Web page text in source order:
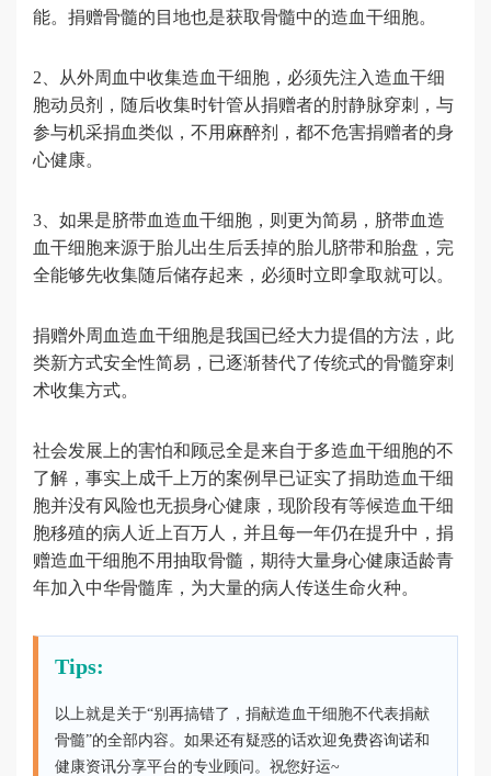
能。捐赠骨髓的目地也是获取骨髓中的造血干细胞。
2、从外周血中收集造血干细胞，必须先注入造血干细
胞动员剂，随后收集时针管从捐赠者的肘静脉穿刺，与
参与机采捐血类似，不用麻醉剂，都不危害捐赠者的身
心健康。
3、如果是脐带血造血干细胞，则更为简易，脐带血造
血干细胞来源于胎儿出生后丢掉的胎儿脐带和胎盘，完
全能够先收集随后储存起来，必须时立即拿取就可以。
捐赠外周血造血干细胞是我国已经大力提倡的方法，此
类新方式安全性简易，已逐渐替代了传统式的骨髓穿刺
术收集方式。
社会发展上的害怕和顾忌全是来自于多造血干细胞的不
了解，事实上成千上万的案例早已证实了捐助造血干细
胞并没有风险也无损身心健康，现阶段有等候造血干细
胞移殖的病人近上百万人，并且每一年仍在提升中，捐
赠造血干细胞不用抽取骨髓，期待大量身心健康适龄青
年加入中华骨髓库，为大量的病人传送生命火种。
Tips:
以上就是关于“别再搞错了，捐献造血干细胞不代表捐献
骨髓”的全部内容。如果还有疑惑的话欢迎免费咨询诺和
健康资讯分享平台的专业顾问。祝您好运~